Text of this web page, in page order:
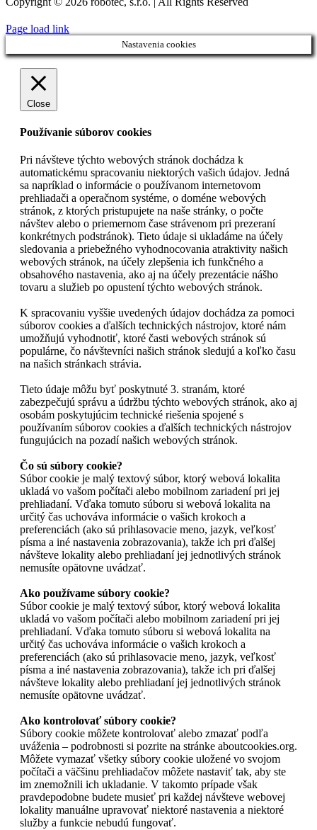
Page load link
Nastavenia cookies
Close
Používanie súborov cookies
Pri návšteve týchto webových stránok dochádza k
automatickému spracovaniu niektorých vašich údajov. Jedná
sa napríklad o informácie o používanom internetovom
prehliadači a operačnom systéme, o doméne webových
stránok, z ktorých pristupujete na naše stránky, o počte
návštev alebo o priemernom čase strávenom pri prezeraní
konkrétnych podstránok). Tieto údaje si ukladáme na účely
sledovania a priebežného vyhodnocovania atraktivity našich
webových stránok, na účely zlepšenia ich funkčného a
obsahového nastavenia, ako aj na účely prezentácie nášho
tovaru a služieb po opustení týchto webových stránok.
K spracovaniu vyššie uvedených údajov dochádza za pomoci
súborov cookies a ďalších technických nástrojov, ktoré nám
umožňujú vyhodnotiť, ktoré časti webových stránok sú
populárne, čo návštevníci našich stránok sledujú a koľko času
na našich stránkach strávia.
Tieto údaje môžu byť poskytnuté 3. stranám, ktoré
zabezpečujú správu a údržbu týchto webových stránok, ako aj
osobám poskytujúcim technické riešenia spojené s
používaním súborov cookies a ďalších technických nástrojov
fungujúcich na pozadí našich webových stránok.
Čo sú súbory cookie?
Súbor cookie je malý textový súbor, ktorý webová lokalita
ukladá vo vašom počítači alebo mobilnom zariadení pri jej
prehliadaní. Vďaka tomuto súboru si webová lokalita na
určitý čas uchováva informácie o vašich krokoch a
preferenciách (ako sú prihlasovacie meno, jazyk, veľkosť
písma a iné nastavenia zobrazovania), takže ich pri ďalšej
návšteve lokality alebo prehliadaní jej jednotlivých stránok
nemusíte opätovne uvádzať.
Ako používame súbory cookie?
Súbor cookie je malý textový súbor, ktorý webová lokalita
ukladá vo vašom počítači alebo mobilnom zariadení pri jej
prehliadaní. Vďaka tomuto súboru si webová lokalita na
určitý čas uchováva informácie o vašich krokoch a
preferenciách (ako sú prihlasovacie meno, jazyk, veľkosť
písma a iné nastavenia zobrazovania), takže ich pri ďalšej
návšteve lokality alebo prehliadaní jej jednotlivých stránok
nemusíte opätovne uvádzať.
Ako kontrolovať súbory cookie?
Súbory cookie môžete kontrolovať alebo zmazať podľa
uváženia – podrobnosti si pozrite na stránke aboutcookies.org.
Môžete vymazať všetky súbory cookie uložené vo svojom
počítači a väčšinu prehliadačov môžete nastaviť tak, aby ste
im znemožnili ich ukladanie. V takomto prípade však
pravdepodobne budete musieť pri každej návšteve webovej
lokality manuálne upravovať niektoré nastavenia a niektoré
služby a funkcie nebudú fungovať.